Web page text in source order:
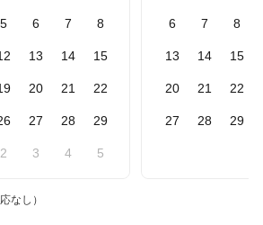
5 6 7 8
13 14 15
20 21 22
27 28 29
2 3 4 5
6 7 8
13 14 15
20 21 22
27 28 29
なし）